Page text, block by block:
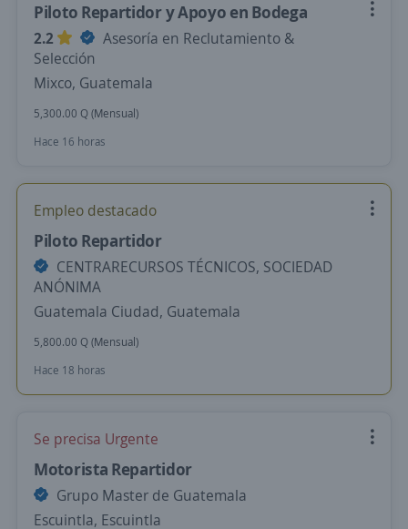
Piloto Repartidor y Apoyo en Bodega
2.2
Asesoría en Reclutamiento &
Selección
Mixco, Guatemala
5,300.00 Q (Mensual)
Hace 16 horas
Empleo destacado
Piloto Repartidor
CENTRARECURSOS TÉCNICOS, SOCIEDAD
ANÓNIMA
Guatemala Ciudad, Guatemala
5,800.00 Q (Mensual)
Hace 18 horas
Se precisa Urgente
Motorista Repartidor
Grupo Master de Guatemala
Escuintla, Escuintla